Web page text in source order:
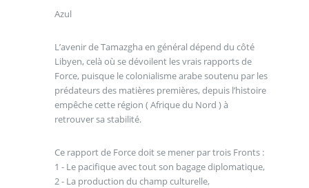
Azul
L’avenir de Tamazgha en général dépend du côté
Libyen, celà où se dévoilent les vrais rapports de
Force, puisque le colonialisme arabe soutenu par les
prédateurs des matières premières, depuis l’histoire
empêche cette région ( Afrique du Nord ) à
retrouver sa stabilité.
Ce rapport de Force doit se mener par trois Fronts :
1 - Le pacifique avec tout son bagage diplomatique,
2 - La production du champ culturelle,